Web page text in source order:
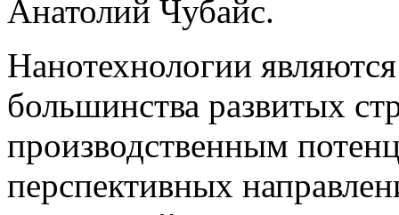
Анатолий Чубайс.
Нанотехнологии
большинства развитых
производственным
перспективных